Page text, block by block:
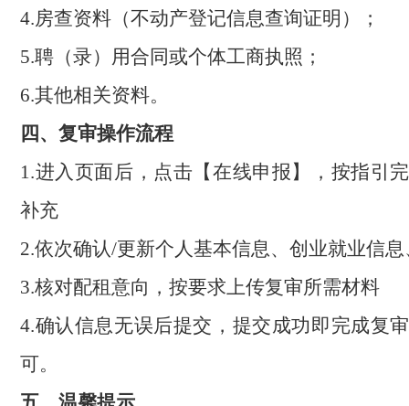
4.房查资料（不动产登记信息查询证明）；
5.聘（录）用合同或个体工商执照；
6.其他相关资料。
四 、复审操作流程
1.进入页面后，点击【在线申报】，按指引
补充
2.依次确认/更新个人基本信息、创业就业信
3.核对配租意向，按要求上传复审所需材料
4.确认信息无误后提交，提交成功即完成复
可。